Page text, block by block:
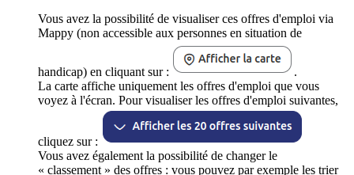
Vous avez la possibilité de visualiser ces offres d'emploi via
Mappy (non accessible aux personnes en situation de
handicap) en cliquant sur :
.
La carte affiche uniquement les offres d'emploi que vous
voyez à l'écran. Pour visualiser les offres d'emploi suivantes,
cliquez sur :
Vous avez également la possibilité de changer le
« classement » des offres : vous pouvez par exemple les trier